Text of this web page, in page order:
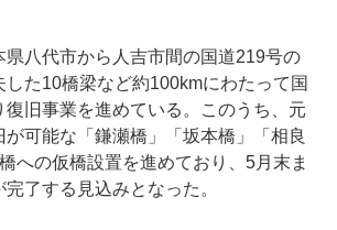
八代市から人吉市間の国道219号の
した10橋梁など約100kmにわたって国
復旧事業を進めている。このうち、元
可能な「鎌瀬橋」「坂本橋」「相良
への仮橋設置を進めており、5月末ま
了する見込みとなった。